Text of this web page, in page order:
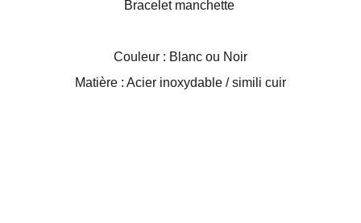
Bracelet manchette
Couleur : Blanc ou Noir
Matière : Acier inoxydable / simili cuir